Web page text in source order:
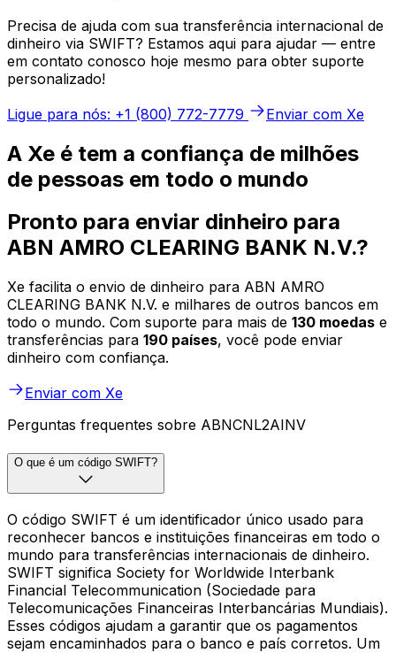
Precisa de ajuda com sua transferência internacional de
dinheiro via SWIFT? Estamos aqui para ajudar — entre
em contato conosco hoje mesmo para obter suporte
personalizado!
Ligue para nós: +1 (800) 772-7779
Enviar com Xe
A Xe é tem a confiança de milhões
de pessoas em todo o mundo
Pronto para enviar dinheiro para
ABN AMRO CLEARING BANK N.V.?
Xe facilita o envio de dinheiro para ABN AMRO
CLEARING BANK N.V. e milhares de outros bancos em
todo o mundo. Com suporte para mais de 130 moedas e
transferências para 190 países, você pode enviar
dinheiro com confiança.
Enviar com Xe
Perguntas frequentes sobre ABNCNL2AINV
O que é um código SWIFT?
O código SWIFT é um identificador único usado para
reconhecer bancos e instituições financeiras em todo o
mundo para transferências internacionais de dinheiro.
SWIFT significa Society for Worldwide Interbank
Financial Telecommunication (Sociedade para
Telecomunicações Financeiras Interbancárias Mundiais).
Esses códigos ajudam a garantir que os pagamentos
sejam encaminhados para o banco e país corretos. Um